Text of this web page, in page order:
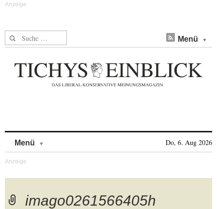
Suche nach: Menü
Menü Do, 6. Aug 2026
imago0261566405h